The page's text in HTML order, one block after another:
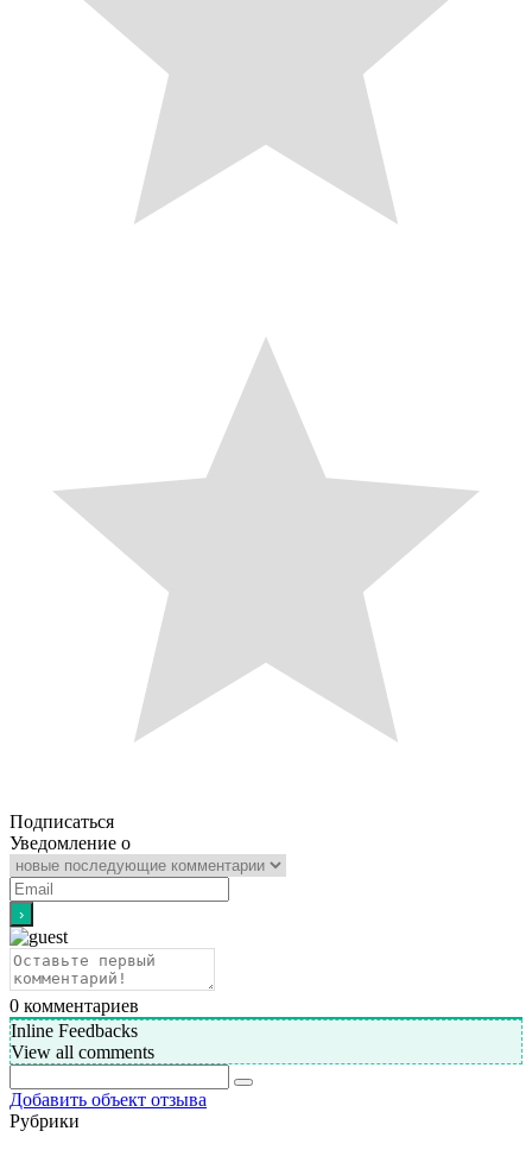
Подписаться
Уведомление о
0 комментариев
Inline Feedbacks
View all comments
Добавить объект отзыва
Рубрики